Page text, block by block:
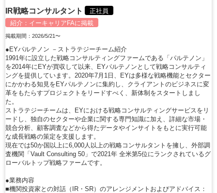
IR戦略コンサルタント
正社員
紹介： イーキャリアFAに掲載
掲載期間：2026/5/21〜
●EYパルテノン －ストラテジーチーム紹介
1991年に設立した戦略コンサルティングファームである「パルテノン」
を2014年にEYが買収して以来、EYパルテノンとして戦略コンサルティ
ングを提供しています。2020年7月1日、EYは多様な戦略機能とセクター
にかかわる知見をEYパルテノンに集約し、クライアントのビジネスに変
革をもたらすプロジェクトをリードすべく、新体制をスタートしまし
た。
ストラテジーチームは、EYにおける戦略コンサルティングサービスをリ
ードし、独自のセクターや企業に関する専門知識に加え、詳細な市場・
競合分析、顧客調査などから得たデータやインサイトをもとに実行可能
な成長戦略の策定を支援します。
現在では50か国以上に6,000人以上の戦略コンサルタントを擁し、外部調
査機関「Vault Consulting 50」で2021年 全米第5位にランクされているグ
ローバルトップ戦略ファームです。
●業務内容
■機関投資家との対話（IR・SR）のアレンジメントおよびアドバイス：